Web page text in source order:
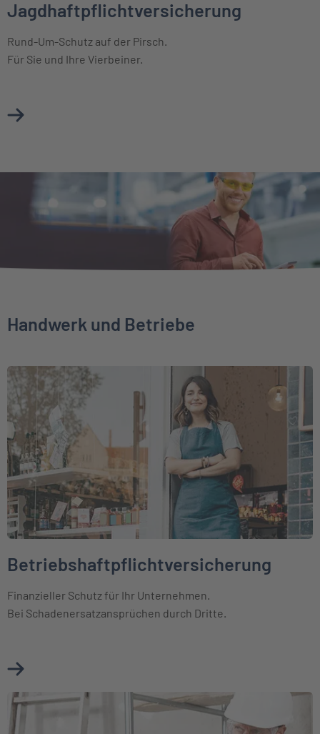
Jagdhaftpflichtversicherung
Rund-Um-Schutz auf der Pirsch.
Für Sie und Ihre Vierbeiner.
Mehr über Jagdhaftpflichtversicherung erfahren
Handwerk und Betriebe
Weiter zu Betriebshaftpflichtversicherung
Betriebshaftpflichtversicherung
Finanzieller Schutz für Ihr Unternehmen.
Bei Schadenersatzansprüchen durch Dritte.
Mehr über Betriebshaftpflichtversicherung erfahren
Weiter zu Betriebshaftpflichtversicherung Baugewerbe